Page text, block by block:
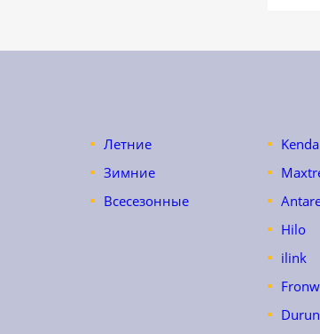
Летние
Зимние
Всесезонные
Kenda
Hilo
ilink
Durun